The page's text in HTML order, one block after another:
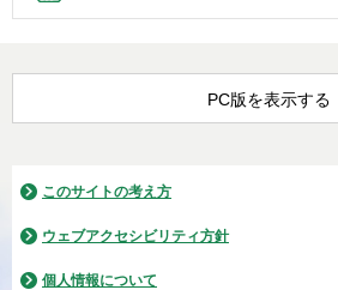
PC版を表示する
このサイトの考え方
ウェブアクセシビリティ方針
個人情報について